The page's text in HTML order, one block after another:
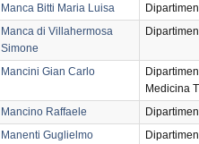
Manca Bitti Maria Luisa
Manca di Villahermosa
Simone
Mancini Gian Carlo
Medicina
Mancino Raffaele
Manenti Guglielmo